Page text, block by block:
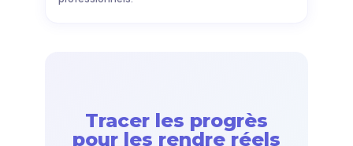
Tracer les progrès
pour les rendre réels